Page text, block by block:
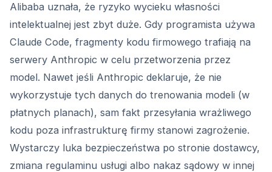
Alibaba uznała, że ryzyko wycieku własności
intelektualnej jest zbyt duże. Gdy programista używa
Claude Code, fragmenty kodu firmowego trafiają na
serwery Anthropic w celu przetworzenia przez
model. Nawet jeśli Anthropic deklaruje, że nie
wykorzystuje tych danych do trenowania modeli (w
płatnych planach), sam fakt przesyłania wrażliwego
kodu poza infrastrukturę firmy stanowi zagrożenie.
Wystarczy luka bezpieczeństwa po stronie dostawcy,
zmiana regulaminu usługi albo nakaz sądowy w innej